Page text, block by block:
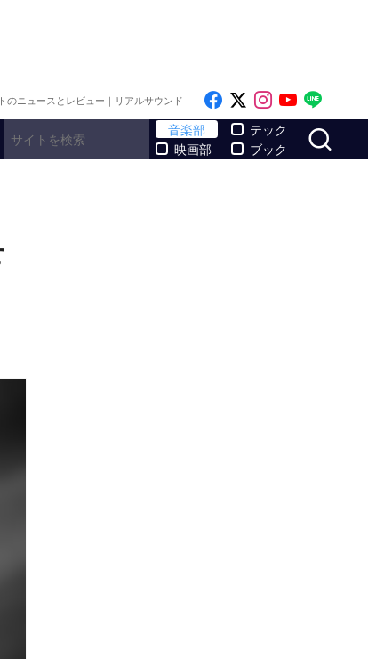
のニュースとレビュー｜リアルサウンド Like on Facebook
Follow on x
Follow on
Follow
音楽部
映画部
テック
ブック